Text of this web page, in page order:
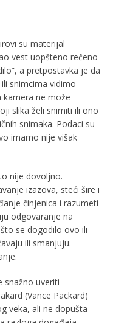
su materijal
vest uopšteno rečeno
a pretpostavka je da
snimcima vidimo
ne može
slika želi snimiti ili ono
snimaka. Podaci su
imamo nije višak
nije dovoljno.
izazova, steći šire i
činjenica i razumeti
odgovaranje na
se dogodilo ovo ili
ili smanjuju.
snažno uveriti
(Vance Packard)
veka, ali ne dopušta